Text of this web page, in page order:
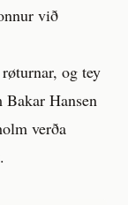
við
og tey
Bakar Hansen
verða